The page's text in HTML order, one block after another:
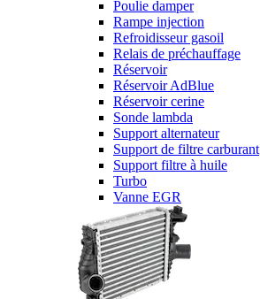
Poulie damper
Rampe injection
Refroidisseur gasoil
Relais de préchauffage
Réservoir
Réservoir AdBlue
Réservoir cerine
Sonde lambda
Support alternateur
Support de filtre carburant
Support filtre à huile
Turbo
Vanne EGR